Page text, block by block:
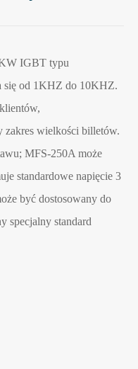
IGBT typu
się od 1KHZ do 10KHZ.
zakres wielkości billetów.
MFS-250A może
standardowe napięcie 3
być dostosowany do
specjalny standard